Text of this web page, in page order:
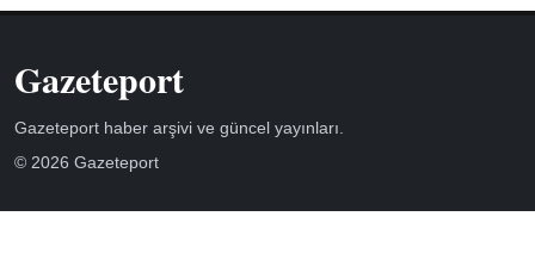
Gazeteport
Gazeteport haber arşivi ve güncel yayınları.
© 2026 Gazeteport